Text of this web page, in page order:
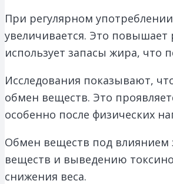
При регулярном
увеличивается. Это
использует запасы жира, что
Исследования показывают,
обмен веществ. Это
особенно после физических
Обмен веществ под влиянием
веществ и выведению
снижения веса.